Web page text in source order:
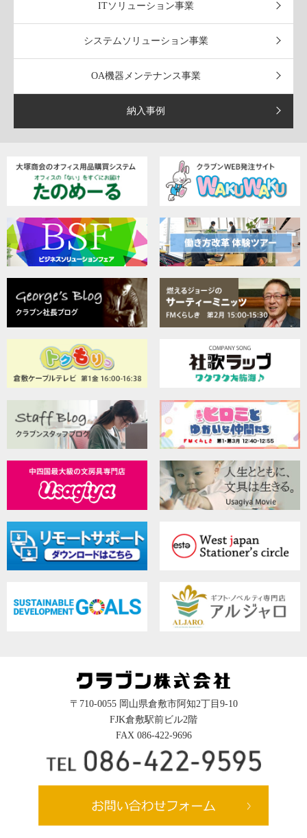
ITソリューション事業
システムソリューション事業
OA機器メンテナンス事業
納入事例
〒710-0055 岡山県倉敷市阿知2丁目9-10
FJK倉敷駅前ビル2階
FAX 086-422-9696